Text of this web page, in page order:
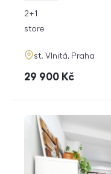
rozměry
2+1
funkce
store
adresa
st. Vlnitá, Praha
cena
29 900 Kč